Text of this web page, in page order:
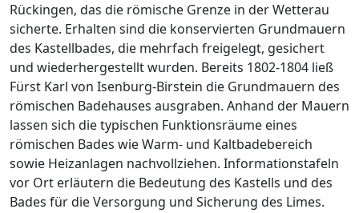
Rückingen, das die römische Grenze in der Wetterau
sicherte. Erhalten sind die konservierten Grundmauern
des Kastellbades, die mehrfach freigelegt, gesichert
und wiederhergestellt wurden. Bereits 1802-1804 ließ
Fürst Karl von Isenburg-Birstein die Grundmau­ern des
römischen Badehauses ausgraben. Anhand der Mauern
lassen sich die typischen Funktionsräume eines
römischen Bades wie Warm- und Kaltbadebereich
sowie Heizanlagen nachvollziehen. Informationstafeln
vor Ort erläutern die Bedeutung des Kastells und des
Bades für die Versorgung und Sicherung des Limes.